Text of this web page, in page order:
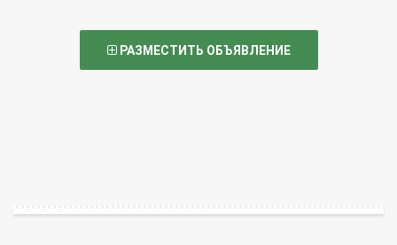
РАЗМЕСТИТЬ ОБЪЯВЛЕНИЕ